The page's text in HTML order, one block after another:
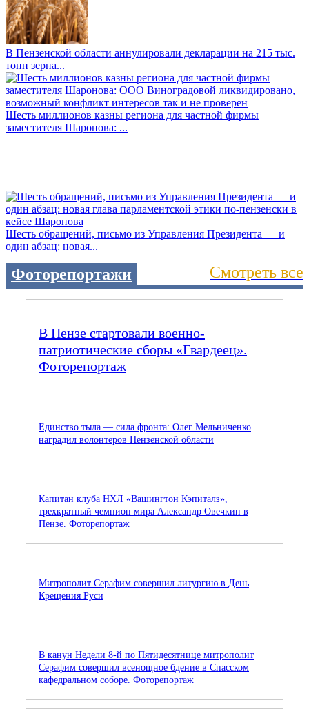
В Пензенской области аннулировали декларации на 215 тыс.
тонн зерна...
Шесть миллионов казны региона для частной фирмы
заместителя Шаронова: ...
Шесть обращений, письмо из Управления Президента — и
один абзац: новая...
Фоторепортажи Смотреть все
В Пензе стартовали военно-
патриотические сборы «Гвардеец».
Фоторепортаж
Единство тыла — сила фронта: Олег Мельниченко
наградил волонтеров Пензенской области
Капитан клуба НХЛ «Вашингтон Кэпиталз»,
трехкратный чемпион мира Александр Овечкин в
Пензе. Фоторепортаж
Митрополит Серафим совершил литургию в День
Крещения Руси
В канун Недели 8-й по Пятидесятнице митрополит
Серафим совершил всенощное бдение в Спасском
кафедральном соборе. Фоторепортаж